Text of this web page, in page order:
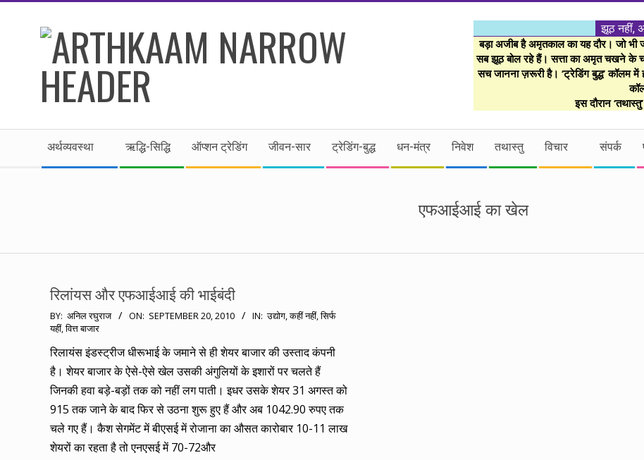
।।
अर्थकाम।।
FINANCIALLY
CLEVER!
झूठ नहीं,
बड़ा अजीब है अमृतकाल का यह दौर। जो भी
सब झूठ बोल रहे हैं। सत्ता का अमृत चखने के
सच जानना ज़रूरी है। ‘ट्रेडिंग बुद्ध’ कॉलम
इस दौरान
Secondary
अर्थव्यवस्था ऋद्धि-सिद्धि ऑप्शन ट्रेडिंग जीवन-सार ट्रेडिंग-बुद्ध धन-मंत्र निवेश तथास्तु विचार संपर्क
एफआईआई का खेल
रिलांयस और एफआईआई की भाईबंदी
2010-
09-
20
BY: अनिल रघुराज ON: SEPTEMBER 20, 2010 IN: उद्योग,कहीं नहीं, सिर्फ
यहीं,वित्त बाजार
रिलायंस इंडस्ट्रीज धीरूभाई के जमाने से ही शेयर बाजार की उस्ताद कंपनी
है। शेयर बाजार के ऐसे-ऐसे खेल उसकी अंगुलियों के इशारों पर चलते हैं
जिनकी हवा बड़े-बड़ों तक को नहीं लग पाती। इधर उसके शेयर 31 अगस्त को
915 तक जाने के बाद फिर से उठना शुरू हुए हैं और अब 1042.90 रुपए तक
चले गए हैं। कैश सेगमेंट में बीएसई में रोजाना का औसत कारोबार 10-11 लाख
शेयरों का रहता है तो एनएसई में 70-72और